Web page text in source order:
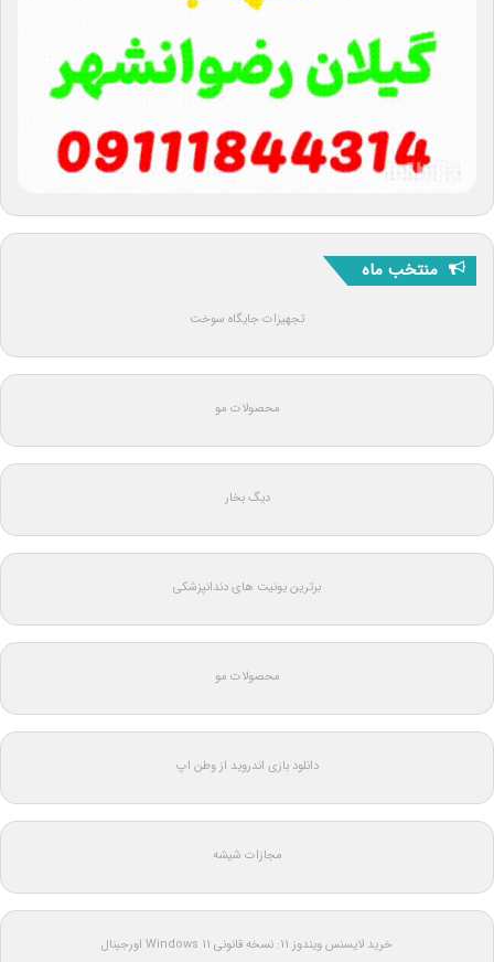
منتخب ماه
تجهیزات جایگاه سوخت
محصولات مو
دیگ بخار
برترین یونیت های دندانپزشکی
محصولات مو
دانلود بازی اندروید از وطن اپ
مجازات شیشه
خرید لایسنس ویندوز 11: نسخه قانونی Windows 11 اورجینال